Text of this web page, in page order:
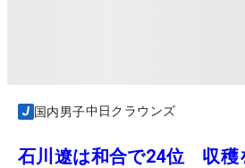
国内男子中日クラウンズ
石川遼は和合で24位 収穫